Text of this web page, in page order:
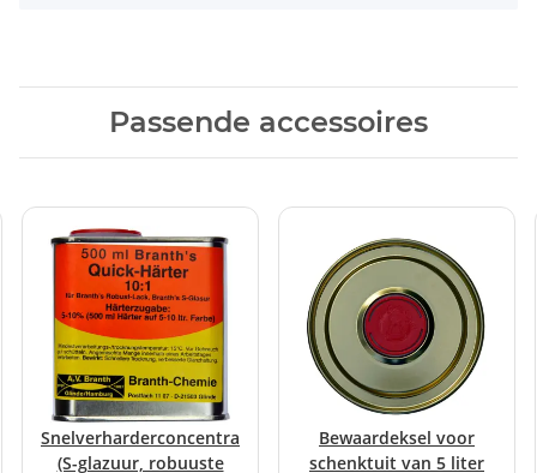
Passende accessoires
Snelverharderconcentraat
(S-glazuur, robuuste
Bewaardeksel voor
schenktuit van 5 liter